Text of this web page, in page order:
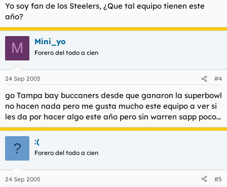
Yo soy fan de los Steelers, ¿Que tal equipo tienen este
año?
M Mini_yo
Forero del todo a cien
24 Sep 2005 #4
go Tampa bay buccaners desde que ganaron la superbowl
no hacen nada pero me gusta mucho este equipo a ver si
les da por hacer algo este año pero sin warren sapp poco...
? :(
Forero del todo a cien
24 Sep 2005 #5